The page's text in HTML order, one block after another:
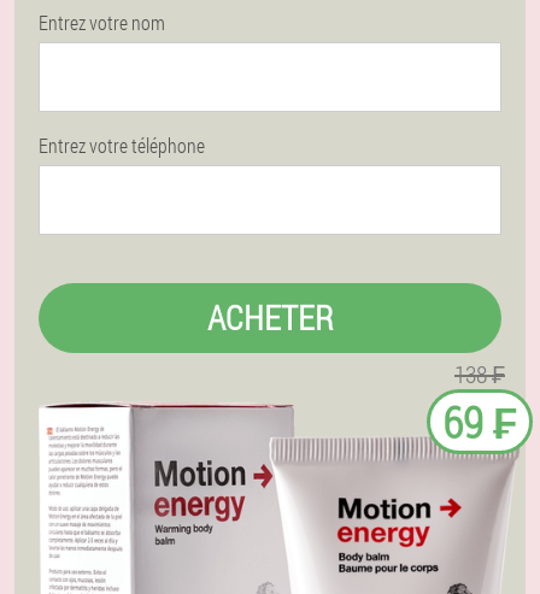
Entrez votre nom
Entrez votre téléphone
ACHETER
138 ₣
69 ₣